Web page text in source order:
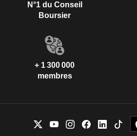
N°1 du Conseil
Boursier
+ 1 300 000
membres